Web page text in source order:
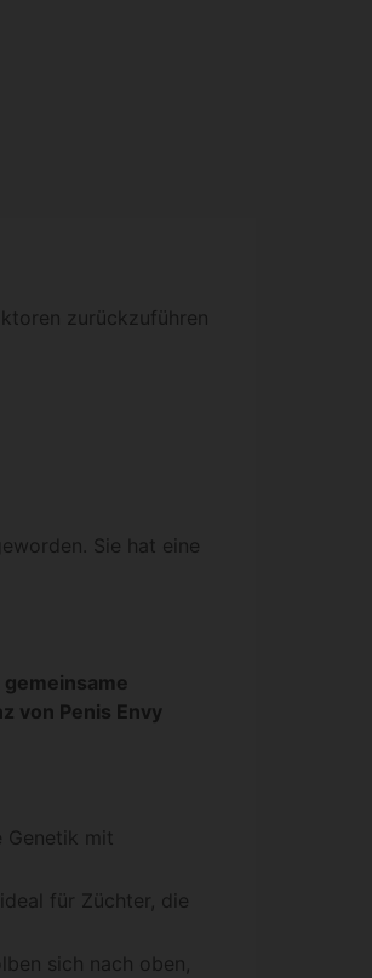
zurückzuführen
Sie hat eine
gemeinsame
von Penis Envy
Genetik mit
für Züchter, die
sich nach oben,